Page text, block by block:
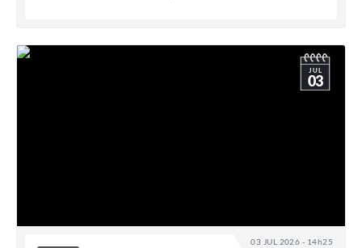
03 JUL 2026 - 14h25
JUL
03